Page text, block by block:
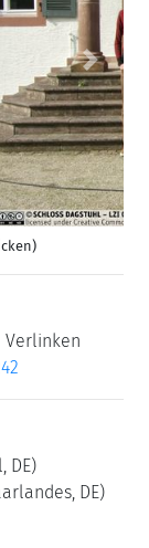
Next
Verlinken
DE)
DE)